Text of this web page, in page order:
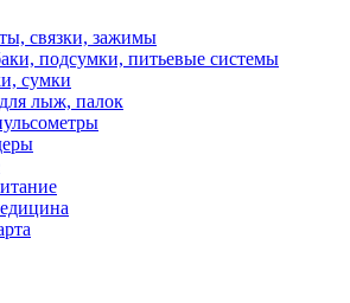
связки, зажимы
подсумки, питьевые системы
сумки
лыж, палок